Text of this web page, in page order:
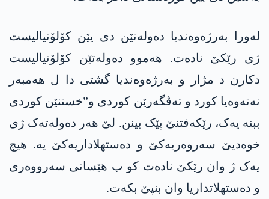
لەورا بەرژەوەندیا دەولەتێن دی یێن کۆلۆنیالیست
ژی رێکێ نادەت. ھەموو دەولەتێن کۆلۆنیالیست
دکارن د مژار و بەرژەوەندیا گشتی دا ل ھەمبەر
نەتەوەیا کورد و تەڤگەرێن کوردی و”خستنێن کوردی
ببنە یەک، رێکەفتنێ پێک بینن. لێ ھەر دەولەتەک ژی
خوەدیێ سەروەریەکێ و دەستھلاداریەکێ یە. هیچ
یەک ژ وان رێکێ نادەت کو ب ھێسانی سەرووەری
و دەستھلاتداریا وان بنپێ بکەت.